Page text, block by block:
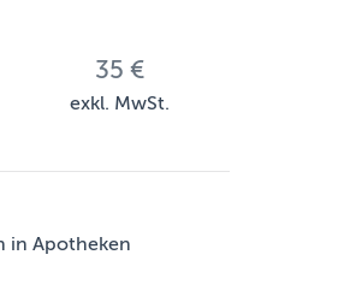
35 €
exkl. MwSt.
in Apotheken